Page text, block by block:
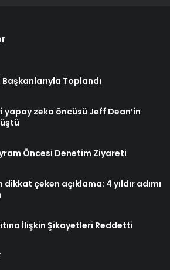
Başkanlarıyla Toplandı
zeka öncüsü Jeff Dean’in
Öncesi Denetim Ziyareti
dikkat çeken açıklama: 4 yıldır adımı
İlişkin Şikayetleri Reddetti